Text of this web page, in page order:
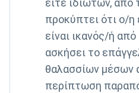
είτε ιδιωτών, από
προκύπτει ότι ο/
είναι ικανός/ή
ασκήσει το
θαλασσίων μέσων
περίπτωση